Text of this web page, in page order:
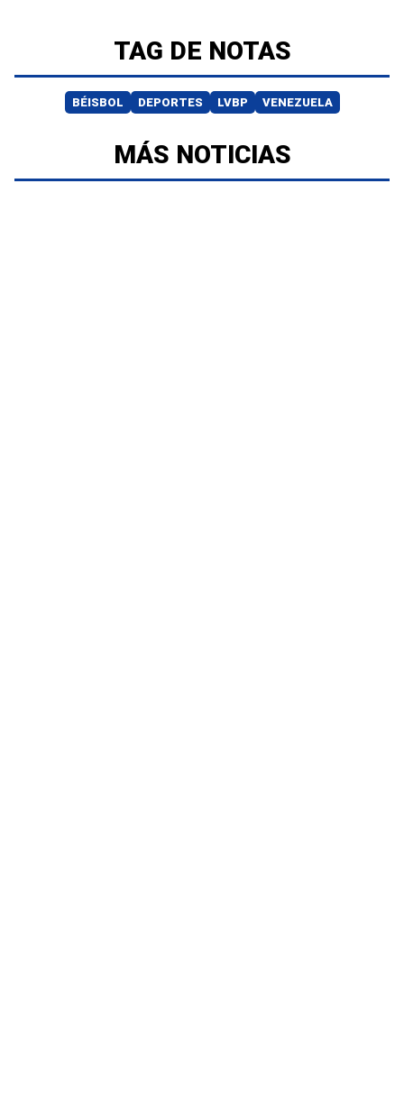
TAG DE NOTAS
BÉISBOL DEPORTES LVBP VENEZUELA
MÁS NOTICIAS